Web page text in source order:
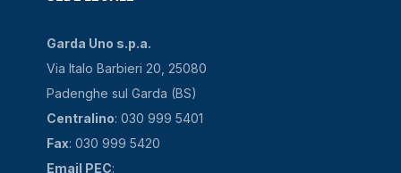
Garda Uno s.p.a.
Via Italo Barbieri 20, 25080
Padenghe sul Garda (BS)
Centralino: 030 999 5401
Fax: 030 999 5420
Email PEC: